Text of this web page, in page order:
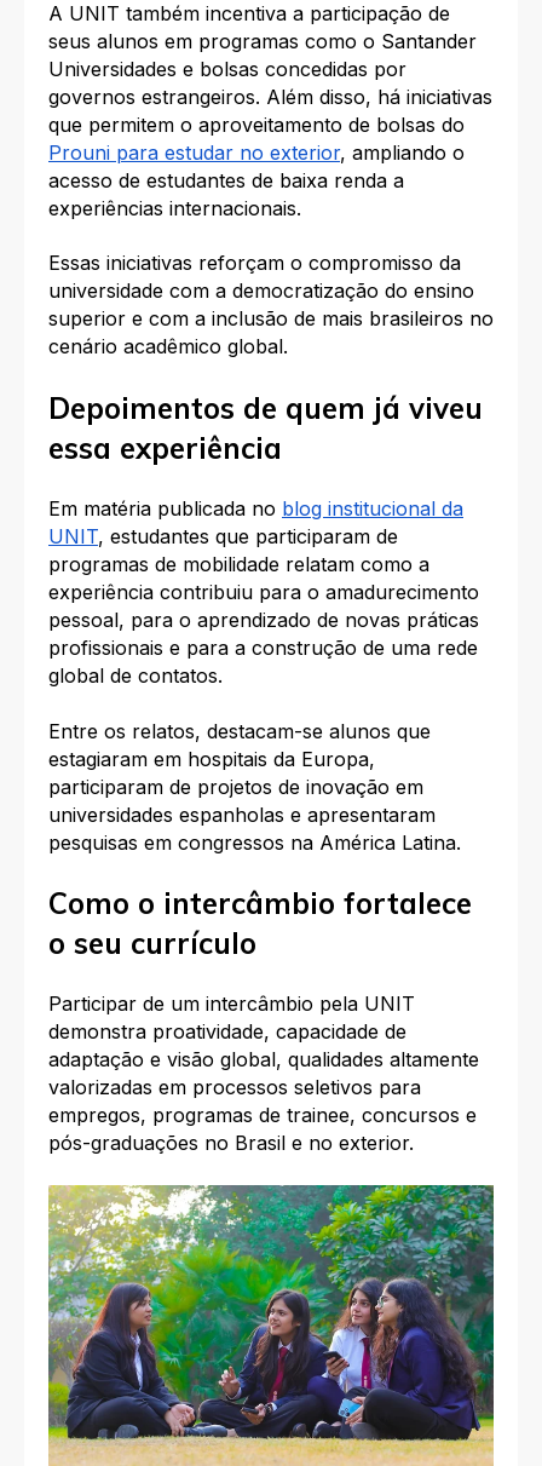
A UNIT também incentiva a participação de
seus alunos em programas como o Santander
Universidades e bolsas concedidas por
governos estrangeiros. Além disso, há iniciativas
que permitem o aproveitamento de bolsas do
Prouni para estudar no exterior, ampliando o
acesso de estudantes de baixa renda a
experiências internacionais.
Essas iniciativas reforçam o compromisso da
universidade com a democratização do ensino
superior e com a inclusão de mais brasileiros no
cenário acadêmico global.
Depoimentos de quem já viveu
essa experiência
Em matéria publicada no blog institucional da
UNIT, estudantes que participaram de
programas de mobilidade relatam como a
experiência contribuiu para o amadurecimento
pessoal, para o aprendizado de novas práticas
profissionais e para a construção de uma rede
global de contatos.
Entre os relatos, destacam-se alunos que
estagiaram em hospitais da Europa,
participaram de projetos de inovação em
universidades espanholas e apresentaram
pesquisas em congressos na América Latina.
Como o intercâmbio fortalece
o seu currículo
Participar de um intercâmbio pela UNIT
demonstra proatividade, capacidade de
adaptação e visão global, qualidades altamente
valorizadas em processos seletivos para
empregos, programas de trainee, concursos e
pós-graduações no Brasil e no exterior.